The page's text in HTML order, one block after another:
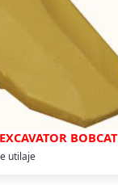
BOBCAT
utilaje